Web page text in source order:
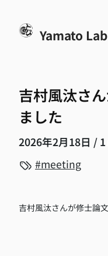
skip to content
Yamato Lab
吉村風汰さ
ました
2026年2月18日 /
meeting
吉村風汰さんが修士論